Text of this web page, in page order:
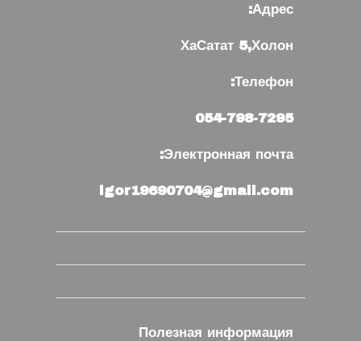
Адрес:
ХаСатат 5,Холон
Телефон:
054-798-7295
Электронная почта:
igor19690704@gmail.com
Полезная информация